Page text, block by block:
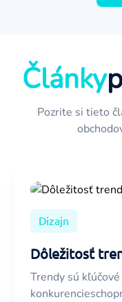
Články
Pozrite si tieto
Dizajn
Dôležitosť
Trendy sú